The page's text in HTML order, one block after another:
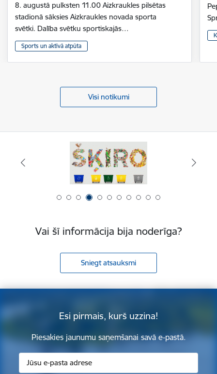
8. augustā pulksten 11.00 Aizkraukles pilsētas
stadionā sāksies Aizkraukles novada sporta
svētki. Dalība svētku sportiskajās…
Sports un aktīvā atpūta
Visi notikumi
Vai šī informācija bija noderīga?
Sniegt atsauksmi
Esi pirmais, kurš uzzina!
Piesakies jaunumu saņemšanai savā e-pastā.